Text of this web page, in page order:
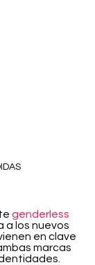
genderless
los nuevos
en clave
marcas